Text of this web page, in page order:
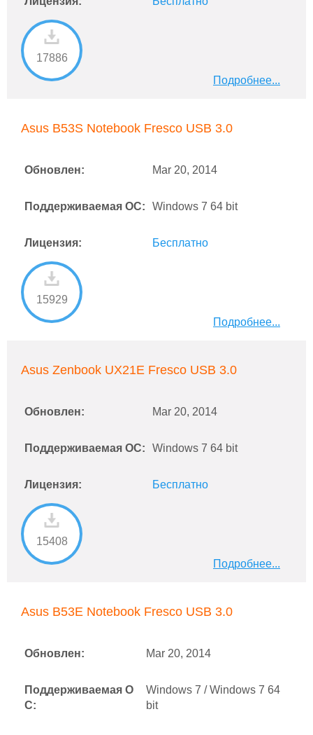
17886
Подробнее...
Asus B53S Notebook Fresco USB 3.0
Обновлен: Mar 20, 2014
Поддерживаемая ОС: Windows 7 64 bit
Лицензия: Бесплатно
15929
Подробнее...
Asus Zenbook UX21E Fresco USB 3.0
Обновлен: Mar 20, 2014
Поддерживаемая ОС: Windows 7 64 bit
Лицензия: Бесплатно
15408
Подробнее...
Asus B53E Notebook Fresco USB 3.0
Обновлен: Mar 20, 2014
Поддерживаемая О
С:
Windows 7 / Windows 7 64
bit